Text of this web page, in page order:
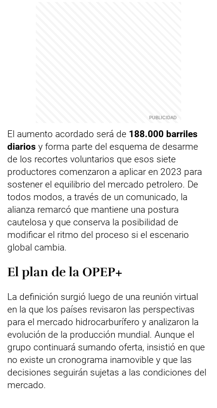
El aumento acordado será de 188.000 barriles
diarios y forma parte del esquema de desarme
de los recortes voluntarios que esos siete
productores comenzaron a aplicar en 2023 para
sostener el equilibrio del mercado petrolero. De
todos modos, a través de un comunicado, la
alianza remarcó que mantiene una postura
cautelosa y que conserva la posibilidad de
modificar el ritmo del proceso si el escenario
global cambia.
El plan de la OPEP+
La definición surgió luego de una reunión virtual
en la que los países revisaron las perspectivas
para el mercado hidrocarburífero y analizaron la
evolución de la producción mundial. Aunque el
grupo continuará sumando oferta, insistió en que
no existe un cronograma inamovible y que las
decisiones seguirán sujetas a las condiciones del
mercado.